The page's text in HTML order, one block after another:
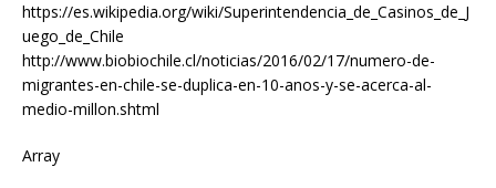
https://es.wikipedia.org/wiki/Superintendencia_de_Casinos_de_J
uego_de_Chile
http://www.biobiochile.cl/noticias/2016/02/17/numero-de-
migrantes-en-chile-se-duplica-en-10-anos-y-se-acerca-al-
medio-millon.shtml
Array